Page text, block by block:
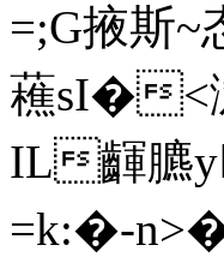
=;G掖斯
藮sI�<
IL齳臕
=k:�-